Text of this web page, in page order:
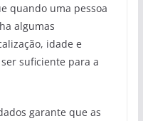
quando uma pessoa
algumas
idade e
suficiente para a
garante que as